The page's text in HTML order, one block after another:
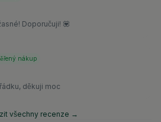
Doporučuji! 💟
nákup
děkuji moc
všechny recenze →